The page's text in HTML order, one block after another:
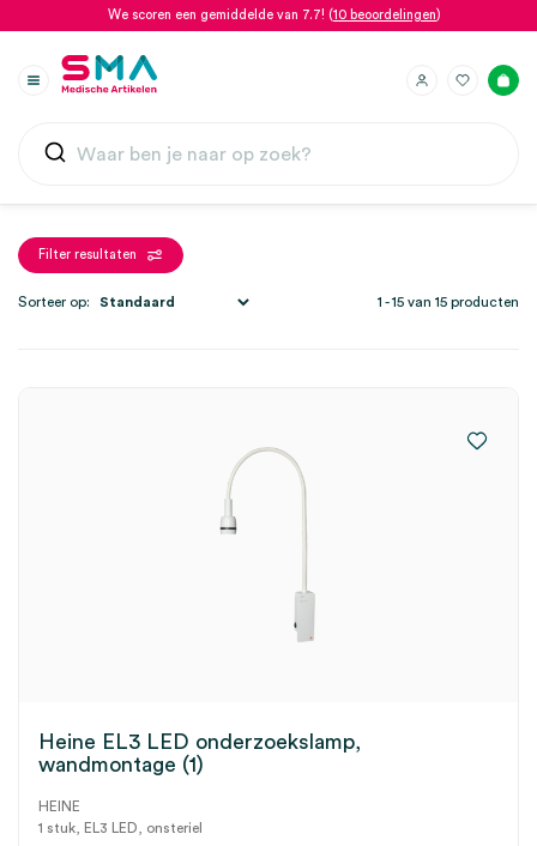
We scoren een gemiddelde van 7.7! (10 beoordelingen)
Filter resultaten
1 - 15 van 15 producten
Sorteer op:
Heine EL3 LED onderzoekslamp,
wandmontage (1)
HEINE
1 stuk, EL3 LED, onsteriel